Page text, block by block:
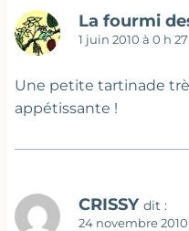
La fourmi
1 juin 2010 à 0 h
Une petite tartinade
appétissante !
CRISSY dit :
24 novembre